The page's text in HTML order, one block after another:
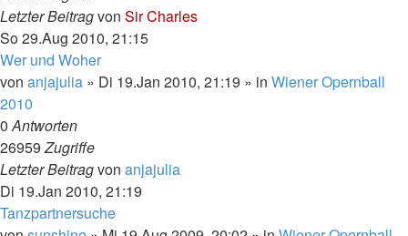
Letzter Beitragvon Sir Charles
So 29.Aug 2010, 21:15
Wer und Woher
von anjajulia » Di 19.Jan 2010, 21:19 » in Wiener Opernball
2010
0Antworten
26959Zugriffe
Letzter Beitragvon anjajulia
Di 19.Jan 2010, 21:19
Tanzpartnersuche